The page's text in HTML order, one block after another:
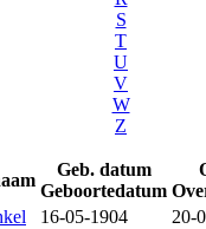
S
T
U
V
W
Z
Geb. datum
Geboortedatum
16-05-1904 20-